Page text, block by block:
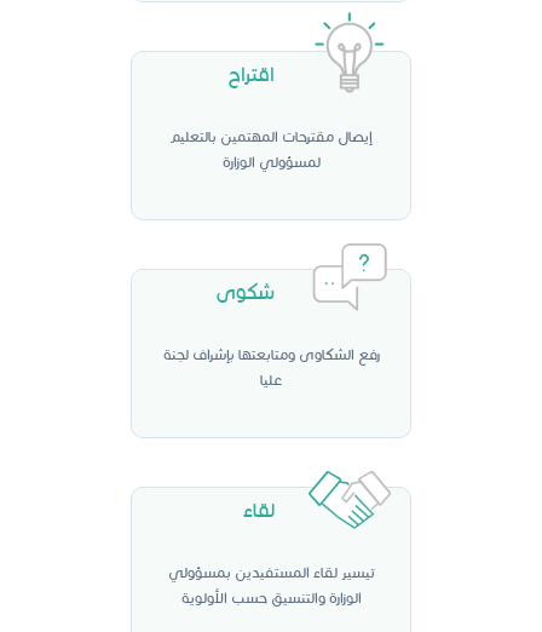
اقتراح
إيصال مقترحات المهتمين بالتعليم
لمسؤولي الوزارة
شكوى
رفع الشكاوى ومتابعتها بإشراف لجنة
عليا
لقاء
تيسير لقاء المستفيدين بمسؤولي
الوزارة والتنسيق حسب الأولوية